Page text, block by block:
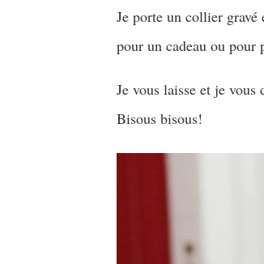
Je porte un collier gravé
pour un cadeau ou pour
Je vous laisse et je
Bisous bisous!